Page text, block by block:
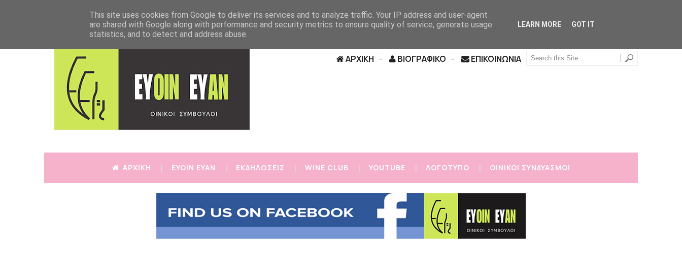
ΑΡΧΙΚΗ ΒΙΟΓΡΑΦΙΚΟ ΕΠΙΚΟΙΝΩΝΙΑ
ΑΡΧΙΚΗ EYOIN EYAN ΕΚΔΗΛΩΣΕΙΣ WINE CLUB YOUTUBE ΛΟΓΟΤΥΠΟ ΟΙΝΙΚΟΙ ΣΥΝΔΥΑΣΜΟΙ
This site uses cookies from Google to deliver its services and to analyze traffic. Your IP address and user-agent
are shared with Google along with performance and security metrics to ensure quality of service, generate usage
statistics, and to detect and address abuse.
LEARN MORE GOT IT